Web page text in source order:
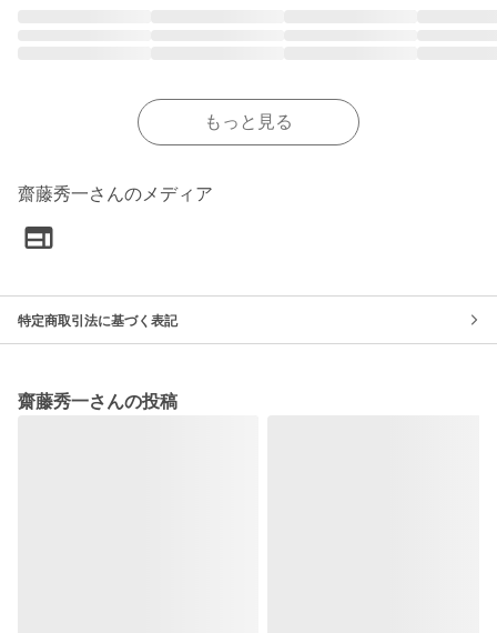
もっと見る
齋藤秀一さんのメディア
特定商取引法に基づく表記
齋藤秀一さんの投稿